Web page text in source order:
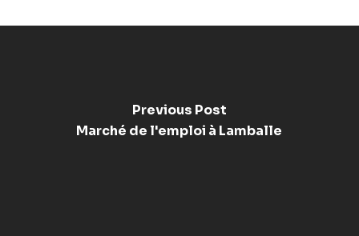
Previous Post
Marché de l'emploi à Lamballe